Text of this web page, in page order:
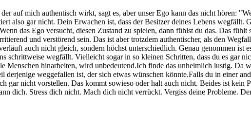
auf mich authentisch wirkt, sagt es, aber unser Ego kann das nicht hören:
also gar nicht. Dein Erwachen ist, dass der Besitzer deines Lebens
das Ego versucht, diesen Zustand zu spielen, dann fühlst du das. Das
und verstörend sein. Das ist aber trotzdem authentischer, als den
auch nicht gleich, sondern höchst unterschiedlich. Genau genommen ist
schrittweise wegfällt. Vielleicht sogar in so kleinen Schritten, dass du es gar
Menschen hinarbeiten, wird unbedeutend.Ich finde das unheimlich lustig. Da
weggefallen ist, der sich etwas wünschen könnte.Falls du in einer
gar nicht vorstellen. Das kommt sowieso oder halt auch nicht. Beides ist
dich. Stress dich nicht. Mach dich nicht verrückt. Vergiss deine Probleme.